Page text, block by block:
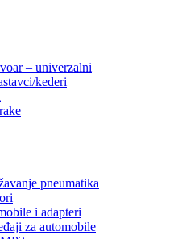
– univerzalni
kederi
pneumatika
i adapteri
za automobile